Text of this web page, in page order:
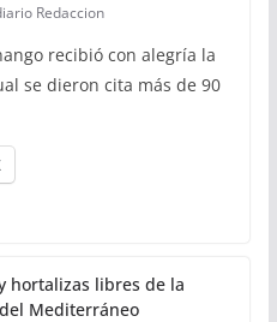
Redaccion
recibió con alegría la
se dieron cita más de 90
hortalizas libres de la
Mediterráneo